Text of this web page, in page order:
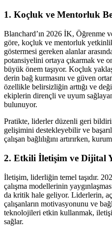
1. Koçluk ve Mentorluk
Blanchard’ın 2026 İK, Öğrenme
göre, koçluk ve mentorluk
göstermesi gereken alanlar
potansiyelini ortaya çıkarmak ve
büyük önem taşıyor. Koçluk
derin bağ kurmasını ve güven
özellikle belirsizliğin arttığı ve
ekiplerin dirençli ve uyum
bulunuyor.
Pratikte, liderler düzenli geri
gelişimini destekleyebilir ve
çalışan bağlılığını artırırken,
2. Etkili İletişim ve Dijital
İletişim, liderliğin temel taşıdır.
çalışma modellerinin
da kritik hale geliyor. Liderlerin,
çalışanların motivasyonunu ve
teknolojileri etkin kullanmak,
sağlar.